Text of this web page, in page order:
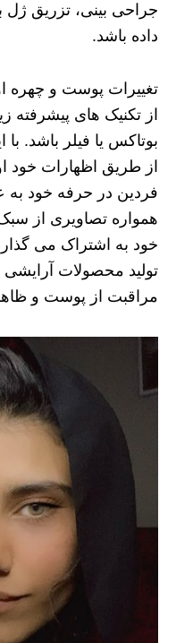
جراحی بینی، تزریق ژل
داده باشد.
تغییرات پوست و چهره
از تکنیک‌ های پیشرفته
بوتاکس یا فیلر باشد. با
از طریق اظهارات خود
فردین در حرفه خود به‌
همواره تصاویری از
خود به اشتراک می‌
تولید محصولات آرایشی
مراقبت از پوست و